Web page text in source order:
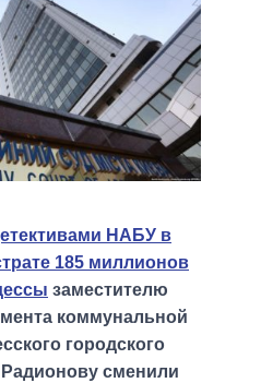
НАБУ в
185 миллионов
заместителю
коммунальной
городского
сменили